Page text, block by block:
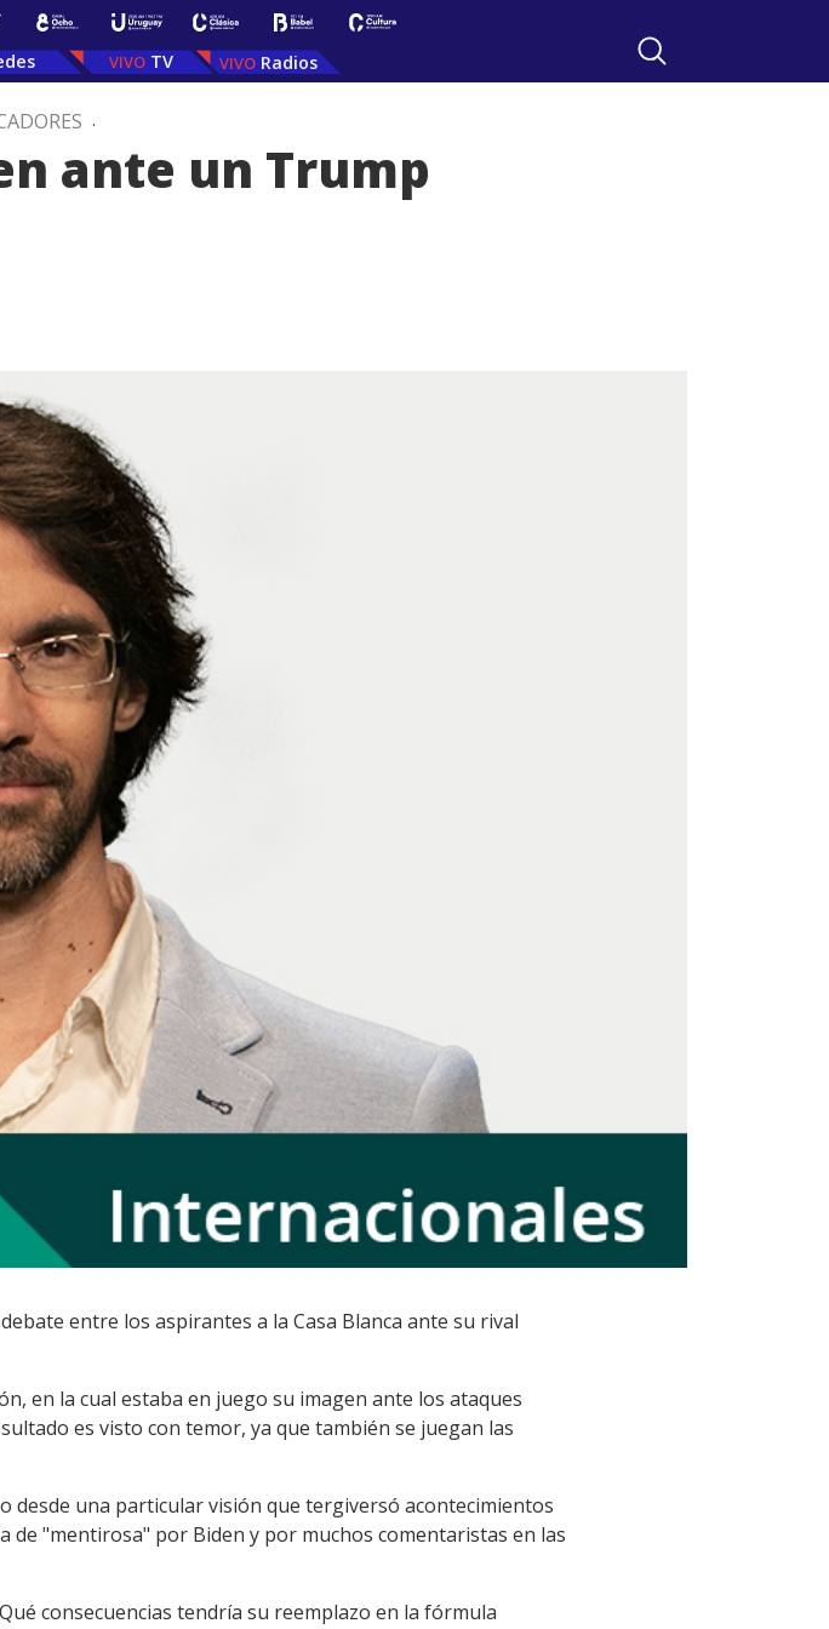
TV Radios
.
ante un Trump
entre los aspirantes a la Casa Blanca ante su rival
en la cual estaba en juego su imagen ante los ataques
es visto con temor, ya que también se juegan las
una particular visión que tergiversó acontecimientos
de "mentirosa" por Biden y por muchos comentaristas en las
consecuencias tendría su reemplazo en la fórmula